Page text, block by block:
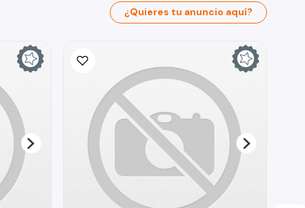
¿Quieres tu anuncio aquí?